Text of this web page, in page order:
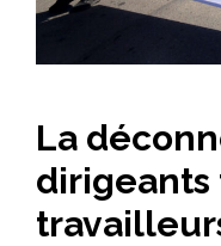
La
dirigeants